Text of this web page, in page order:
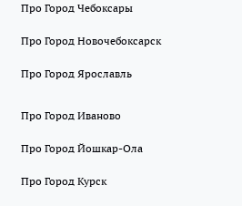
Про Город Чебоксары
Про Город Новочебоксарск
Про Город Ярославль
Про Город Иваново
Про Город Йошкар-Ола
Про Город Курск